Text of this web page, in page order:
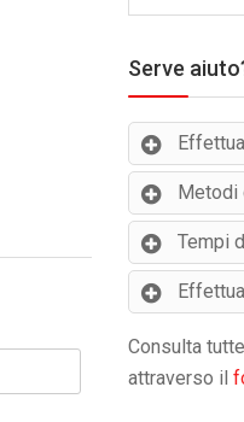
Serve
Metodi
Tempi
Consulta
attraverso il